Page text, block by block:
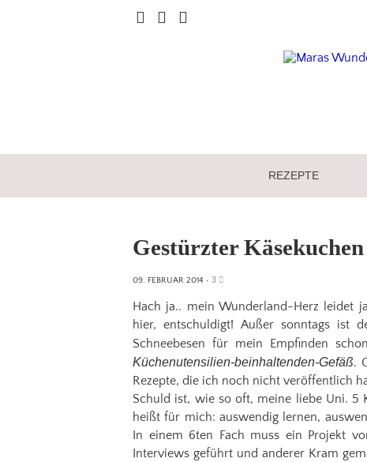
REZEPTE
Gestürzter Käsekuchen
09. FEBRUAR 2014 • 3
Hach ja.. mein Wunderland-Herz leidet
hier, entschuldigt! Außer sonntags ist
Schneebesen für mein Empfinden
Küchenutensilien-beinhaltenden-Gefäß.
Rezepte, die ich noch nicht veröffentlich
Schuld ist, wie so oft, meine liebe Uni. 5
heißt für mich: auswendig lernen,
In einem 6ten Fach muss ein Projekt
Interviews geführt und anderer Kram